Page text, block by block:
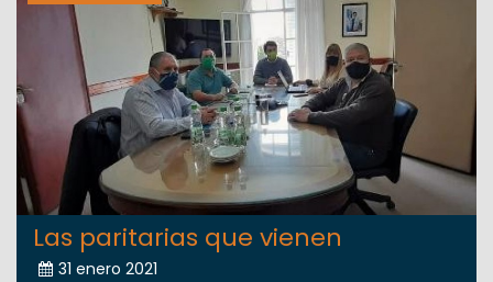
Las paritarias que vienen
31 enero 2021